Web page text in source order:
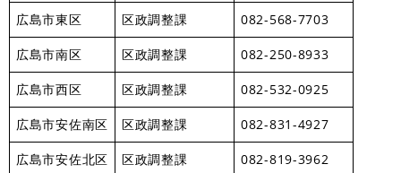
広島市東区 区政調整課 082-568-7703
広島市南区 区政調整課 082-250-8933
広島市西区 区政調整課 082-532-0925
広島市安佐南区 区政調整課 082-831-4927
広島市安佐北区 区政調整課 082-819-3962